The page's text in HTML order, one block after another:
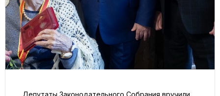
Депутаты Законодательного Собрания вручили